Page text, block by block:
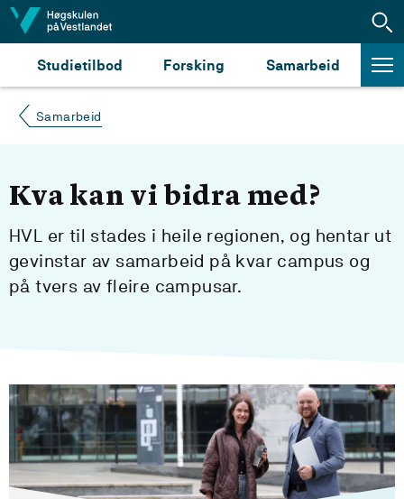
Hopp til innhald
Studietilbod Forsking Samarbeid
Samarbeid
Kva kan vi bidra med?
HVL er til stades i heile regionen, og hentar ut
gevinstar av samarbeid på kvar campus og
på tvers av fleire campusar.